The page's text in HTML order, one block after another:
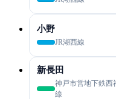
小野
JR湖西線
新長田
神戸市営地下鉄西
線